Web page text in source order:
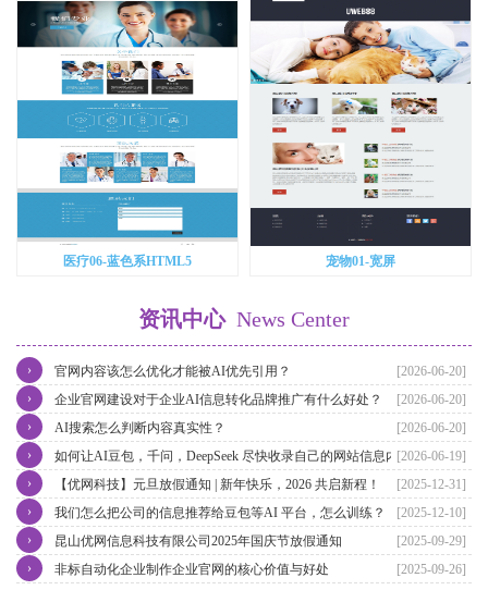
医疗06-蓝色系HTML5 宠物01-宽屏
资讯中心 News Center
[2026-06-20]
官网内容该怎么优化才能被AI优先引用？
›
[2026-06-20]
企业官网建设对于企业AI信息转化品牌推广有什么好处？
›
[2026-06-20]
AI搜索怎么判断内容真实性？
›
[2026-06-19]
如何让AI豆包，千问，DeepSeek 尽快收录自己的网站信息内容？
›
[2025-12-31]
【优网科技】元旦放假通知 | 新年快乐，2026 共启新程！
›
[2025-12-10]
我们怎么把公司的信息推荐给豆包等AI 平台，怎么训练？
›
[2025-09-29]
昆山优网信息科技有限公司2025年国庆节放假通知
›
[2025-09-26]
非标自动化企业制作企业官网的核心价值与好处
›